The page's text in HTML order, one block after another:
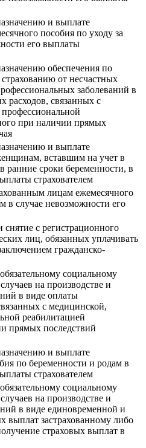
и выплате
пособия по уходу за
его выплаты
обеспечения по
от несчастных
заболеваний в
расходов, связанных с
при наличии прямых
и выплате
вставшим на учет в
ранние сроки беременности, в
страхователем
лицам ежемесячного
в случае невозможности его
снятие с регистрационного
лиц, обязанных уплачивать
гражданско-
социальному
на производстве и
в виде оплаты
с медицинской,
реабилитацией
прямых последствий
и выплате
по беременности и родам в
страхователем
социальному
на производстве и
в виде единовременной и
выплат застрахованному либо
страховых выплат в